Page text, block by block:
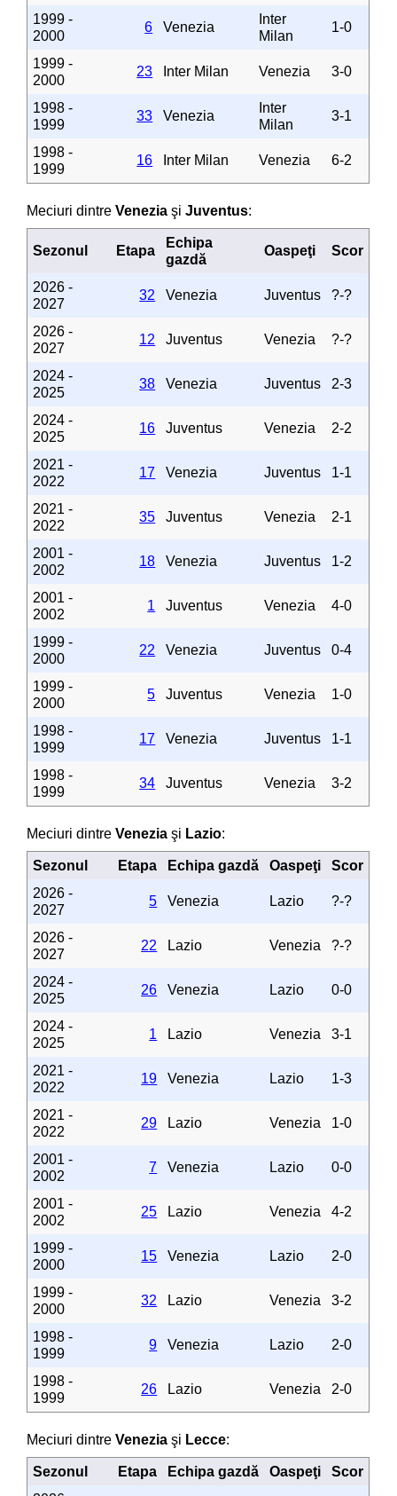
1999 -
2000
6 Venezia
Inter
Milan
1-0
1999 -
2000
23 Inter Milan Venezia 3-0
1998 -
1999
33 Venezia
Inter
Milan
3-1
1998 -
1999
16 Inter Milan Venezia 6-2
Meciuri dintreVenezia şiJuventus:
Sezonul Etapa
Echipa
gazdă
Oaspeţi Scor
2026 -
2027
32 Venezia Juventus ?-?
2026 -
2027
12 Juventus Venezia ?-?
2024 -
2025
38 Venezia Juventus 2-3
2024 -
2025
16 Juventus Venezia 2-2
2021 -
2022
17 Venezia Juventus 1-1
2021 -
2022
35 Juventus Venezia 2-1
2001 -
2002
18 Venezia Juventus 1-2
2001 -
2002
1 Juventus Venezia 4-0
1999 -
2000
22 Venezia Juventus 0-4
1999 -
2000
5 Juventus Venezia 1-0
1998 -
1999
17 Venezia Juventus 1-1
1998 -
1999
34 Juventus Venezia 3-2
Meciuri dintreVenezia şi Lazio:
Sezonul Etapa Echipa gazdă Oaspeţi
Scor
2026 -
2027
5 Venezia Lazio ?-?
2026 -
2027
22 Lazio Venezia ?-?
2024 -
2025
26 Venezia Lazio 0-0
2024 -
2025
1 Lazio Venezia 3-1
2021 -
2022
19 Venezia Lazio 1-3
2021 -
2022
29 Lazio Venezia 1-0
2001 -
2002
7 Venezia Lazio 0-0
2001 -
2002
25 Lazio Venezia 4-2
1999 -
2000
15 Venezia Lazio 2-0
1999 -
2000
32 Lazio Venezia 3-2
1998 -
1999
9 Venezia Lazio 2-0
1998 -
1999
26 Lazio Venezia 2-0
Meciuri dintreVenezia şi Lecce:
Sezonul Etapa Echipa gazdă Oaspeţi
Scor